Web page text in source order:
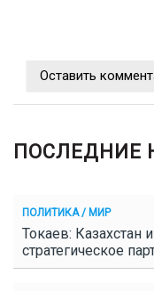
Оставить
ПОСЛЕДНИЕ
ПОЛИТИКА / МИР
Токаев: Казахстан
стратегическое